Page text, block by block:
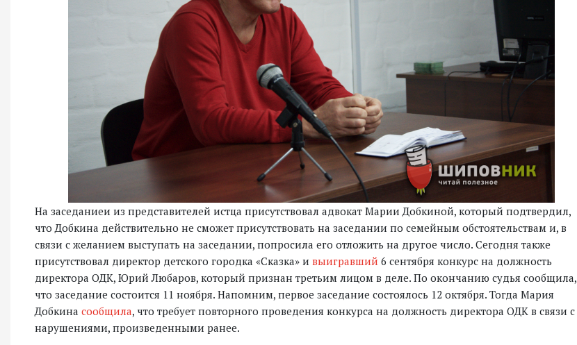
На заседаниеи из представителей истца присутствовал адвокат Марии Добкиной, который подтвердил,
что Добкина действительно не сможет присутствовать на заседании по семейным обстоятельствам и, в
связи с желанием выступать на заседании, попросила его отложить на другое число. Сегодня также
присутствовал директор детского городка «Сказка» и выигравший 6 сентября конкурс на должность
директора ОДК, Юрий Любаров, который признан третьим лицом в деле. По окончанию судья сообщила,
что заседание состоится 11 ноября. Напомним, первое заседание состоялось 12 октября. Тогда Мария
Добкина сообщила, что требует повторного проведения конкурса на должность директора ОДК в связи с
нарушениями, произведенными ранее.